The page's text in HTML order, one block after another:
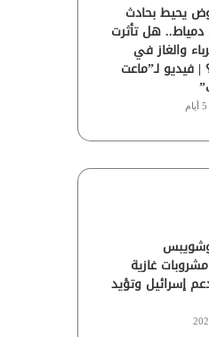
يحيط بحادث
دمياط.. هل تأثرت
والغاز في
فيديو لـ”ماعت
غازية
إسرائيل وتؤيد